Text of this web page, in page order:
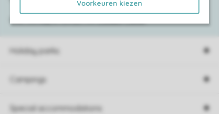
Voorkeuren kiezen
Holiday parks
Campings
Special accommodations